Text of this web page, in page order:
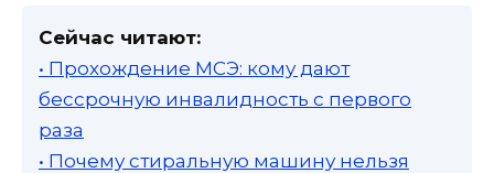
Сейчас читают:
• Прохождение МСЭ: кому дают
бессрочную инвалидность с первого
раза
• Почему стиральную машину нельзя